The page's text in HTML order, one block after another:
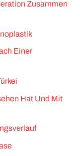
Zusammen
Einer
Hat Und Mit